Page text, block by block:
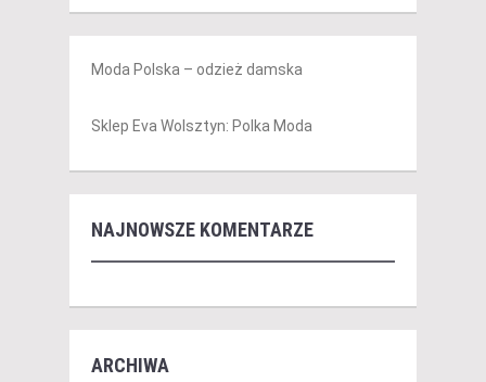
Moda Polska – odzież damska
Sklep Eva Wolsztyn: Polka Moda
NAJNOWSZE KOMENTARZE
ARCHIWA